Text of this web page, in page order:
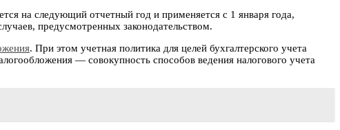
на следующий отчетный год и применяется с 1 января года,
предусмотренных законодательством.
. При этом учетная политика для целей бухгалтерского учета
— совокупность способов ведения налогового учета